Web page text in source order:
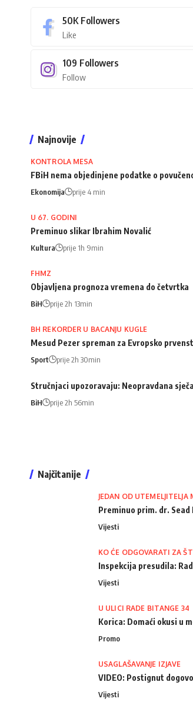
50K Followers
Like
109 Followers
Follow
Najnovije
KONTROLA MESA
FBiH nema objedinjene podatke o
Ekonomija prije 4 min
U 67. GODINI
Preminuo slikar Ibrahim Novalić
Kultura prije 1h 9min
FHMZ
Objavljena prognoza vremena do četvrtka
BiH prije 2h 13min
BH REKORDER U BACANJU KUGLE
Mesud Pezer spreman za Evropsko
Sport prije 2h 30min
Stručnjaci upozoravaju: Neopravdana
BiH prije 2h 56min
Najčitanije
JEDAN OD
Preminuo prim. dr. Sead
Vijesti
KO ĆE ODGOVARATI ZA
Inspekcija presudila:
Vijesti
U ULICI RADE BITANGE 34
Korica: Domaći okusi u
Promo
USAGLAŠAVANJE IZJAVE
VIDEO: Postignut
Vijesti